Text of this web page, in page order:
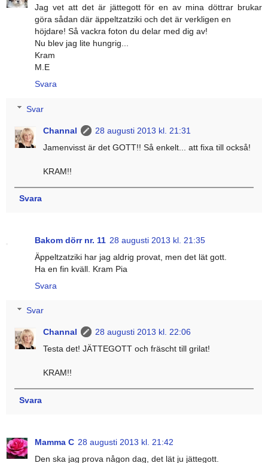
Jag vet att det är jättegott för en av mina döttrar brukar
göra sådan där äppeltzatziki och det är verkligen en
höjdare! Så vackra foton du delar med dig av!
Nu blev jag lite hungrig...
Kram
M.E
Svara
Svar
Channal
28 augusti 2013 kl. 21:31
Jamenvisst är det GOTT!! Så enkelt... att fixa till också!
KRAM!!
Svara
Bakom dörr nr. 11 28 augusti 2013 kl. 21:35
Äppeltzatziki har jag aldrig provat, men det lät gott.
Ha en fin kväll. Kram Pia
Svara
Svar
Channal
28 augusti 2013 kl. 22:06
Testa det! JÄTTEGOTT och fräscht till grilat!
KRAM!!
Svara
Mamma C 28 augusti 2013 kl. 21:42
Den ska jag prova någon dag, det lät ju jättegott.